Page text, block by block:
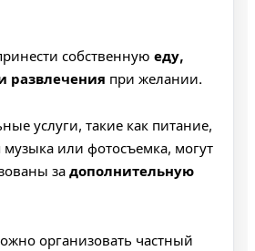
собственную еду,
развлечения при желании.
услуги, такие как питание,
или фотосъемка, могут
за дополнительную
организовать частный